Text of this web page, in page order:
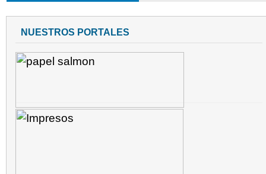
NUESTROS PORTALES